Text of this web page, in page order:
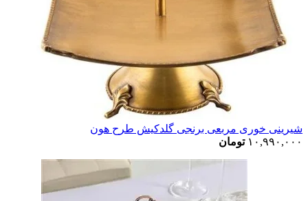
شیرینی خوری مربعی برنجی گلدکیش طرح هون
۱۰,۹۹۰,۰۰۰ تومان